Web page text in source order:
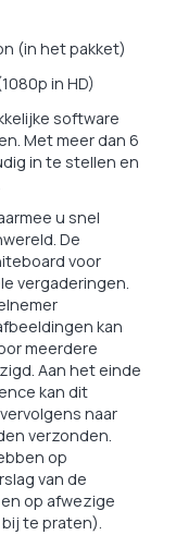
(in het pakket)
in HD)
software
Met meer dan 6
in te stellen en
u snel
De
voor
vergaderingen.
kan
meerdere
Aan het einde
kan dit
naar
verzonden.
op
van de
op afwezige
te praten).